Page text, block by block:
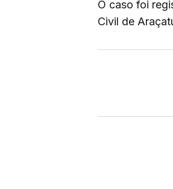
O caso foi
Civil de